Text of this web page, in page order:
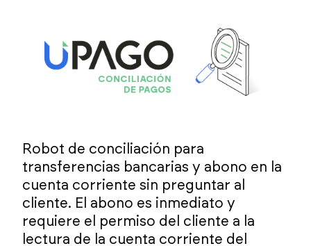
Robot de conciliación para
transferencias bancarias y abono en la
cuenta corriente sin preguntar al
cliente. El abono es inmediato y
requiere el permiso del cliente a la
lectura de la cuenta corriente del